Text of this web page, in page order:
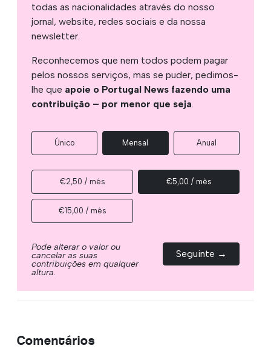
todas as nacionalidades através do nosso
jornal, website, redes sociais e da nossa
newsletter.
Reconhecemos que nem todos podem pagar
pelos nossos serviços, mas se puder, pedimos-
lhe que apoie o Portugal News fazendo uma
contribuição – por menor que seja.
Único Mensal Anual
€2,50 / mês €5,00 / mês
€15,00 / mês
Pode alterar o valor ou
cancelar as suas
contribuições em qualquer
altura.
Seguinte →
Comentários